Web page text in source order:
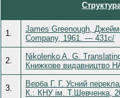
1.
James Greenough,
Company, 1961. — 431c/
2.
Nikolenko A. G.
Книжкове видавництво
3.
Верба Г. Г. Усний
К.: КНУ ім. Т.Шевченка,